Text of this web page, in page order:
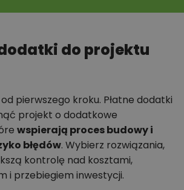
do projektu
pierwszego kroku. Płatne dodatki
projekt o dodatkowe
wspierają proces budowy i
błędów. Wybierz rozwiązania,
kontrolę nad kosztami,
i przebiegiem inwestycji.